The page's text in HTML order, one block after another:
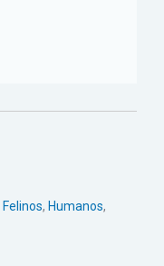
Felinos, Humanos,